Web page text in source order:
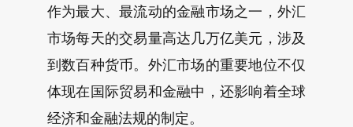
作为最大、最流动的金融市场之一，外汇
市场每天的交易量高达几万亿美元，涉及
到数百种货币。外汇市场的重要地位不仅
体现在国际贸易和金融中，还影响着全球
经济和金融法规的制定。